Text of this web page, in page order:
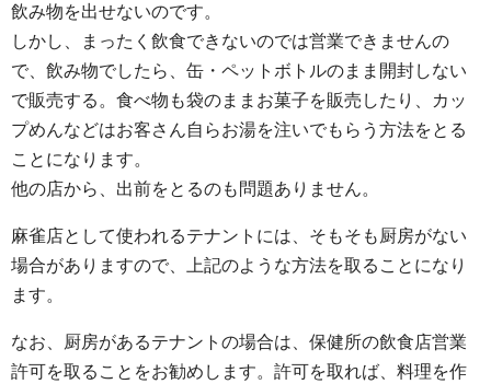
飲み物を出せないのです。
しかし、まったく飲食できないのでは営業できませんの
で、飲み物でしたら、缶・ペットボトルのまま開封しない
で販売する。食べ物も袋のままお菓子を販売したり、カッ
プめんなどはお客さん自らお湯を注いでもらう方法をとる
ことになります。
他の店から、出前をとるのも問題ありません。
麻雀店として使われるテナントには、そもそも厨房がない
場合がありますので、上記のような方法を取ることになり
ます。
なお、厨房があるテナントの場合は、保健所の飲食店営業
許可を取ることをお勧めします。許可を取れば、料理を作